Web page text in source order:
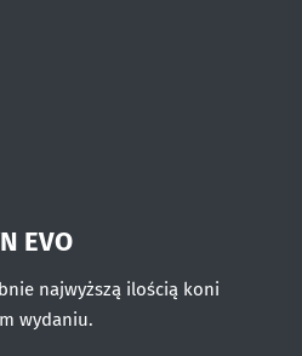
EVO
najwyższą ilością koni
wydaniu.